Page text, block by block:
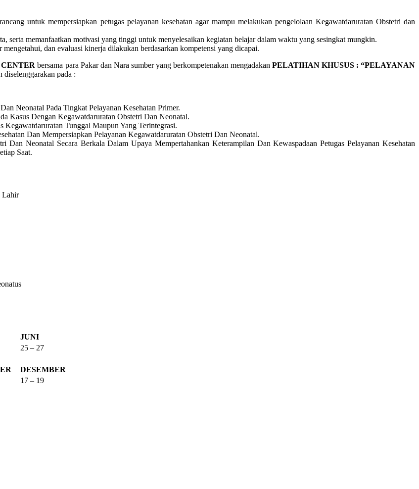
untuk mempersiapkan petugas pelayanan kesehatan agar mampu melakukan pengelolaan Kegawatdaruratan Obstetri dan
serta memanfaatkan motivasi yang tinggi untuk menyelesaikan kegiatan belajar dalam waktu yang sesingkat mungkin.
dan evaluasi kinerja dilakukan berdasarkan kompetensi yang dicapai.
bersama para Pakar dan Nara sumber yang berkompetenakan mengadakan PELATIHAN KHUSUS : “PELAYANAN
diselenggarakan pada :
Neonatal Pada Tingkat Pelayanan Kesehatan Primer.
Kasus Dengan Kegawatdaruratan Obstetri Dan Neonatal.
Tunggal Maupun Yang Terintegrasi.
Dan Mempersiapkan Pelayanan Kegawatdaruratan Obstetri Dan Neonatal.
Dan Neonatal Secara Berkala Dalam Upaya Mempertahankan Keterampilan Dan Kewaspadaan Petugas Pelayanan Kesehatan
Saat.
Lahir
JUNI
25 – 27
DESEMBER
17 – 19